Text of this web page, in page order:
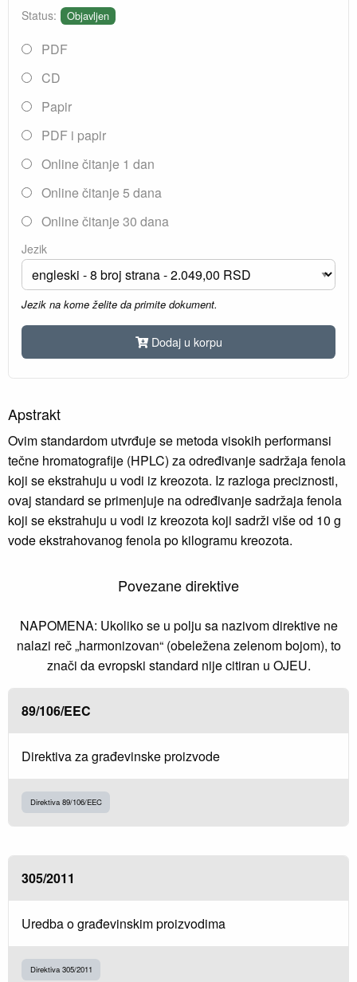
Status: Objavljen
PDF
CD
Papir
PDF i papir
Online čitanje 1 dan
Online čitanje 5 dana
Online čitanje 30 dana
Jezik
Jezik na kome želite da primite dokument.
Dodaj u korpu
Apstrakt
Ovim standardom utvrđuje se metoda visokih performansi
tečne hromatografije (HPLC) za određivanje sadržaja fenola
koji se ekstrahuju u vodi iz kreozota. Iz razloga preciznosti,
ovaj standard se primenjuje na određivanje sadržaja fenola
koji se ekstrahuju u vodi iz kreozota koji sadrži više od 10 g
vode ekstrahovanog fenola po kilogramu kreozota.
Povezane direktive
NAPOMENA: Ukoliko se u polju sa nazivom direktive ne
nalazi reč „harmonizovan“ (obeležena zelenom bojom), to
znači da evropski standard nije citiran u OJEU.
89/106/EEC
Direktiva za građevinske proizvode
Direktiva 89/106/EEC
305/2011
Uredba o građevinskim proizvodima
Direktiva 305/2011